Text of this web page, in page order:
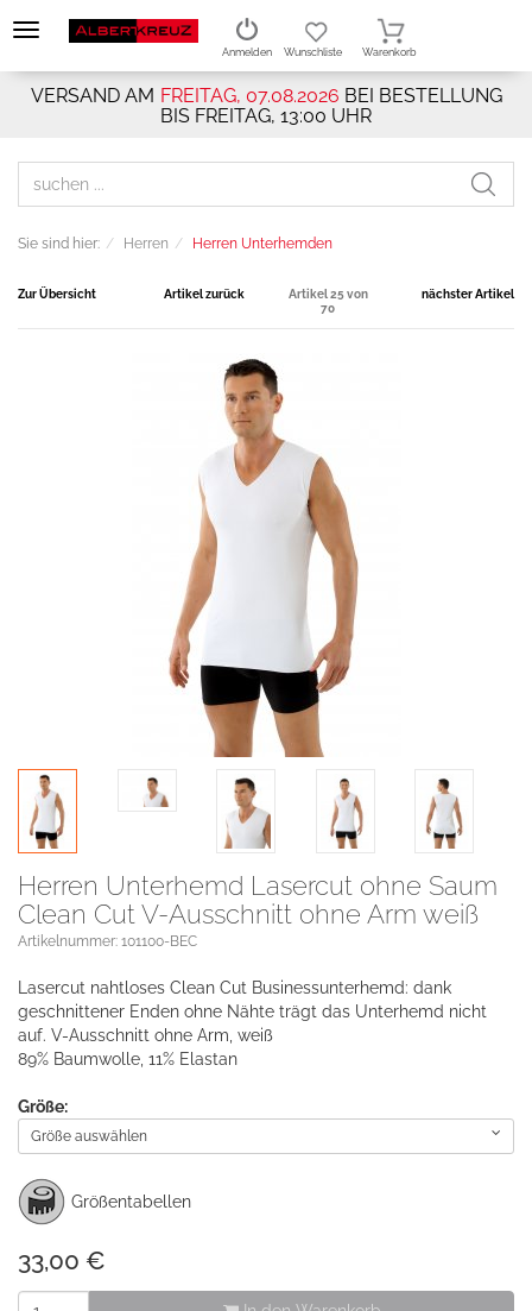
VERSAND AM FREITAG, 07.08.2026 BEI BESTELLUNG
BIS FREITAG, 13:00 UHR
Anmelden Wunschliste Warenkorb
Sie sind hier: Herren Herren Unterhemden
Zur Übersicht Artikel zurück
Artikel 25 von
70
nächster Artikel
Herren Unterhemd Lasercut ohne Saum
Clean Cut V-Ausschnitt ohne Arm weiß
Artikelnummer: 101100-BEC
Lasercut nahtloses Clean Cut Businessunterhemd: dank
geschnittener Enden ohne Nähte trägt das Unterhemd nicht
auf. V-Ausschnitt ohne Arm, weiß
89% Baumwolle, 11% Elastan
Größe:
Größe auswählen
Größentabellen
33,00 €